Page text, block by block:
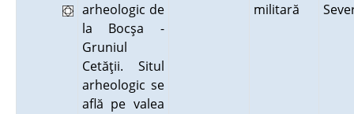
arheologic de
la Bocşa -
Gruniul
Cetăţii. Situl
arheologic se
află pe valea
militară